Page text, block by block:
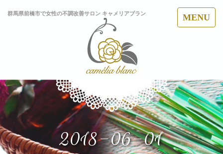
群馬県前橋市で女性の不調改善サロン キャメリアブラン MENU
2018-06-01